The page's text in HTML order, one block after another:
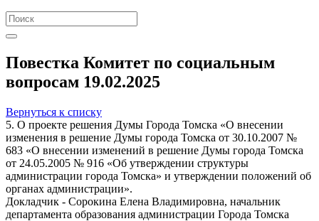
Повестка Комитет по социальным
вопросам 19.02.2025
Вернуться к списку
5. О проекте решения Думы Города Томска «О внесении
изменения в решение Думы города Томска от 30.10.2007 №
683 «О внесении изменений в решение Думы города Томска
от 24.05.2005 № 916 «Об утверждении структуры
администрации города Томска» и утверждении положений об
органах администрации».
Докладчик - Сорокина Елена Владимировна, начальник
департамента образования администрации Города Томска